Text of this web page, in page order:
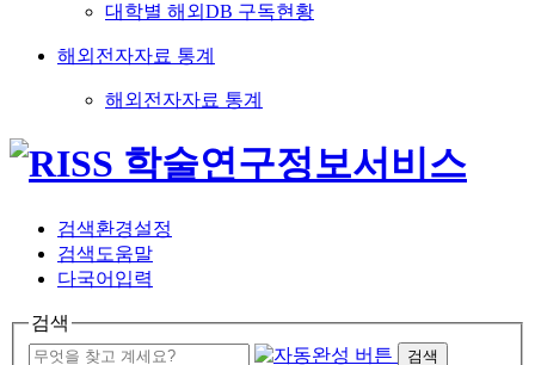
대학별 해외DB 구독현황
해외전자자료 통계
해외전자자료 통계
검색환경설정
검색도움말
다국어입력
검색
검색